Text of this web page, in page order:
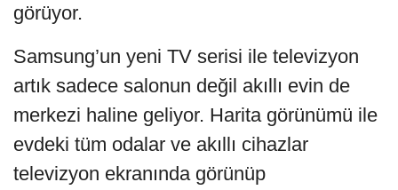
görüyor.
Samsung’un yeni TV serisi ile televizyon
artık sadece salonun değil akıllı evin de
merkezi haline geliyor. Harita görünümü ile
evdeki tüm odalar ve akıllı cihazlar
televizyon ekranında görünüp